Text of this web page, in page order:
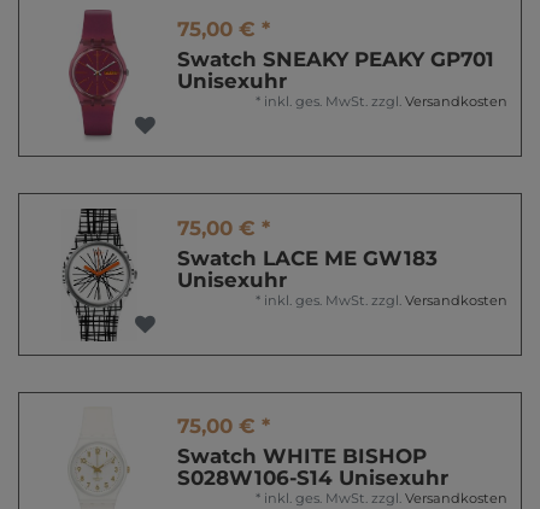
75,00 € *
Swatch SNEAKY PEAKY GP701
Unisexuhr
* inkl. ges. MwSt. zzgl. Versandkosten
75,00 € *
Swatch LACE ME GW183
Unisexuhr
* inkl. ges. MwSt. zzgl. Versandkosten
75,00 € *
Swatch WHITE BISHOP
S028W106-S14 Unisexuhr
* inkl. ges. MwSt. zzgl. Versandkosten